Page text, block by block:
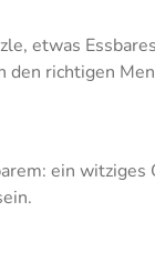
etwas
richtigen
ein